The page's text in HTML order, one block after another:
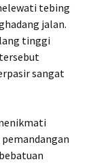
tebing
jalan.
tinggi
sangat